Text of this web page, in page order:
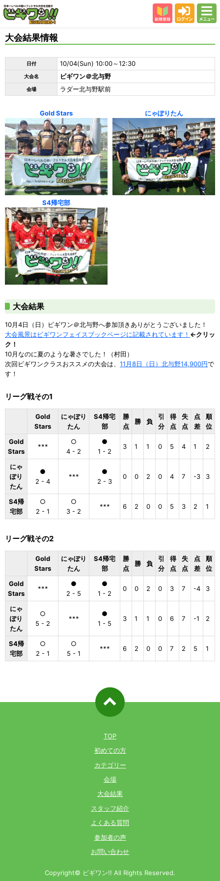
会場
大会結果
よくある質問
参加者の声
大会結果情報
日付 10/04(Sun) 10:00～12:30
大会名 ビギワン＠北与野
会場 ラダー北与野駅前
Gold Stars にゃぽりたん
S4帰宅部
大会結果
10月4日（日）ビギワン＠北与野へ参加頂きありがとうございました！
大会風景はビギワンフェイスブックページに記載されています！ ←クリッ
ク！
10月なのに夏のような暑さでした！（村田）
次回ビギワンクラスおススメの大会は、 11月8日（日）北与野14,900円で
す！
リーグ戦その1
Gold
Stars
にゃぽり
たん
S4帰宅
部
勝
点
勝 負
引
分
得
点
失
点
点
差
順
位
Gold
Stars
***
○
4 - 2
●
1 - 2
3 1 1 0 5 4 1 2
にゃ
ぽり
たん
●
2 - 4
***
●
2 - 3
0 0 2 0 4 7 -3 3
S4帰
宅部
○
2 - 1
○
3 - 2
*** 6 2 0 0 5 3 2 1
リーグ戦その2
Gold
Stars
にゃぽり
たん
S4帰宅
部
勝
点
勝 負
引
分
得
点
失
点
点
差
順
位
Gold
Stars
***
●
2 - 5
●
1 - 2
0 0 2 0 3 7 -4 3
にゃ
ぽり
たん
○
5 - 2
***
●
1 - 5
3 1 1 0 6 7 -1 2
S4帰
宅部
○
2 - 1
○
5 - 1
*** 6 2 0 0 7 2 5 1
TOP
初めての方
カテゴリー
会場
大会結果
スタッフ紹介
よくある質問
参加者の声
お問い合わせ
Copyright© ビギワン!! All Rights Reserved.